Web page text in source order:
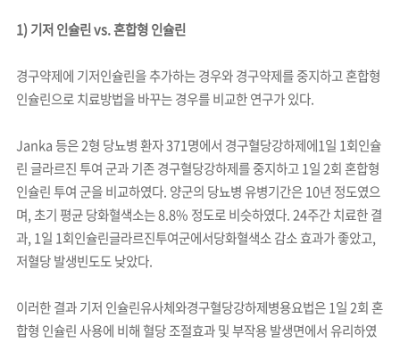
1) 기저 인슐린 vs. 혼합형 인슐린
경구약제에 기저인슐린을 추가하는 경우와 경구약제를 중지하고 혼합형
인슐린으로 치료방법을 바꾸는 경우를 비교한 연구가 있다.
Janka 등은 2형 당뇨병 환자 371명에서 경구혈당강하제에1일 1회인슐
린 글라르진 투여 군과 기존 경구혈당강하제를 중지하고 1일 2회 혼합형
인슐린 투여 군을 비교하였다. 양군의 당뇨병 유병기간은 10년 정도였으
며, 초기 평균 당화혈색소는 8.8% 정도로 비슷하였다. 24주간 치료한 결
과, 1일 1회인슐린글라르진투여군에서당화혈색소 감소 효과가 좋았고,
저혈당 발생빈도도 낮았다.
이러한 결과 기저 인슐린유사체와경구혈당강하제병용요법은 1일 2회 혼
합형 인슐린 사용에 비해 혈당 조절효과 및 부작용 발생면에서 유리하였